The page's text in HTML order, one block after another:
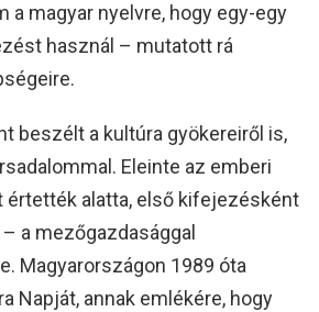
a magyar nyelvre, hogy egy-egy
használ – mutatott rá
beszélt a kultúra gyökereiről is,
Eleinte az emberi
értették alatta, első kifejezésként
a mezőgazdasággal
Magyarországon 1989 óta
Napját, annak emlékére, hogy